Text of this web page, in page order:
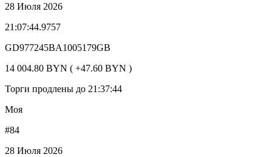
28 Июля 2026
21:07:44.9757
GD977245BA1005179GB
14 004.80 BYN ( +47.60 BYN )
Торги продлены до 21:37:44
Моя
#84
28 Июля 2026